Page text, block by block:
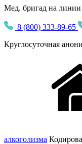
Мед. бригад на линии
8 (800) 333-89-65
Круглосуточная
алкоголизма